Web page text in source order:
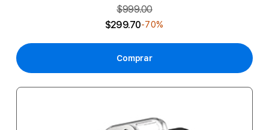
$999.00
$299.70-70%
Comprar